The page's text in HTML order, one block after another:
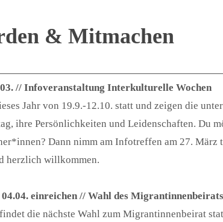
& Mitmachen
// Infoveranstaltung Interkulturelle Wochen
Jahr von 19.9.-12.10. statt und zeigen die
ihre Persönlichkeiten und Leidenschaften. Du
Dann nimm am Infotreffen am 27.
herzlich willkommen.
einreichen // Wahl des Migrantinnenbeirats
die nächste Wahl zum Migrantinnenbeirat